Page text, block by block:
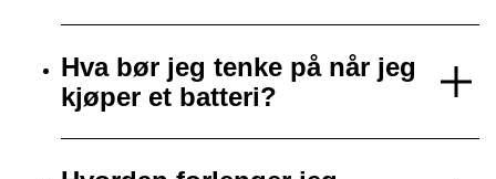
Hva bør jeg tenke på når jeg
kjøper et batteri?